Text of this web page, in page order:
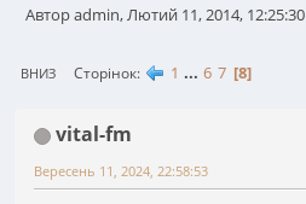
Автор admin, Лютий 11, 2014, 12:25:30
ВНИЗ Сторінок 1 ... 6 7 8
vital-fm
Вересень 11, 2024, 22:58:53